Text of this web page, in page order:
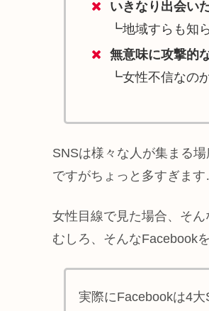
いきなり出会い
┗地域すらも知
無意味に攻撃的
┗女性不信なの
SNSは様々な人が集まる
ですがちょっと多すぎます
女性目線で見た場合、そ
むしろ、そんなFacebook
実際にFacebookは4大